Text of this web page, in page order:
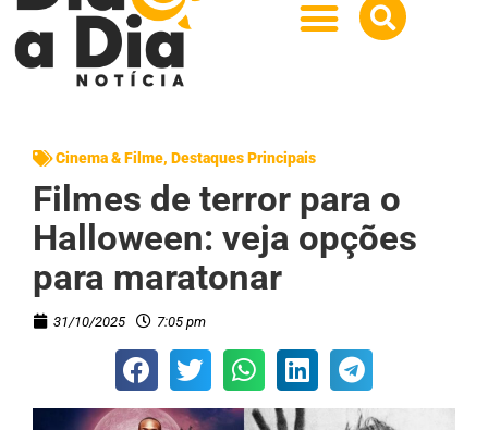
Cinema & Filme, Destaques Principais
Filmes de terror para o
Halloween: veja opções
para maratonar
31/10/2025 7:05 pm